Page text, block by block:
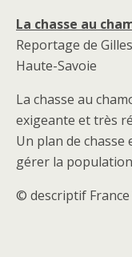
La chasse au
Reportage de
Haute-Savoie
La chasse au
exigeante et très
Un plan de
gérer la
© descriptif France